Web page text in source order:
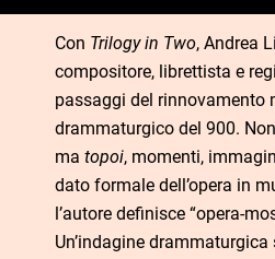
Con Trilogy in Two, Andrea
compositore, librettista e
passaggi del rinnovamento
drammaturgico del 900.
ma topoi, momenti,
dato formale dell’opera in
l’autore definisce “opera-
Un’indagine drammaturgica